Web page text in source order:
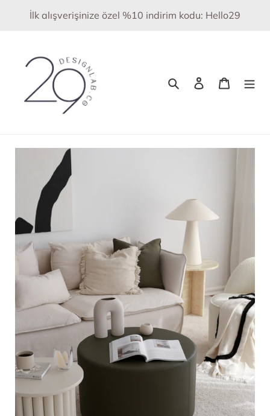
İlk alışverişinize özel %10 indirim kodu: Hello29
Oturum aç
Sepet